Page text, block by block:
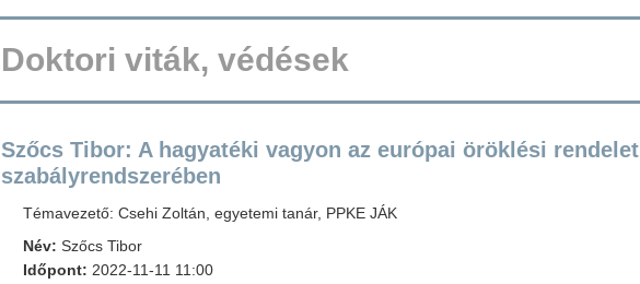
Doktori viták, védések
Szőcs Tibor: A hagyatéki vagyon az európai öröklési rendelet
szabályrendszerében
Témavezető: Csehi Zoltán, egyetemi tanár, PPKE JÁK
Név: Szőcs Tibor
Időpont: 2022-11-11 11:00